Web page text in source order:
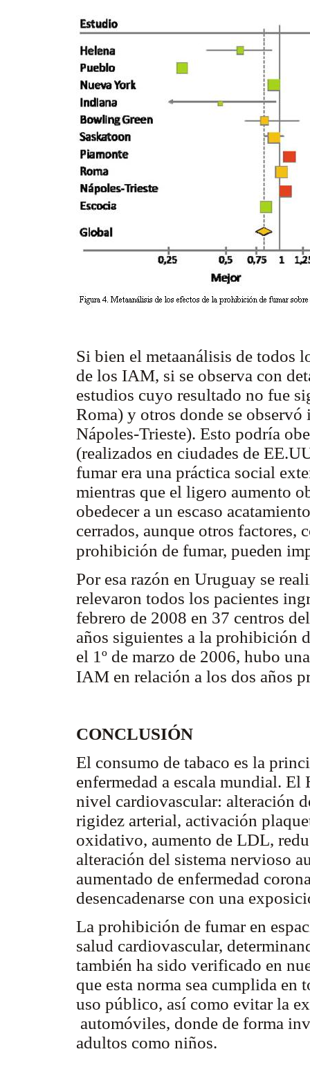
Si bien el metaanálisis de todos
de los IAM, si se observa con
estudios cuyo resultado no fue
Roma) y otros donde se
Nápoles-Trieste). Esto podría
(realizados en ciudades de
fumar era una práctica social
mientras que el ligero aumento
obedecer a un escaso
cerrados, aunque otros factores,
prohibición de fumar, pueden
Por esa razón en Uruguay se
relevaron todos los pacientes
febrero de 2008 en 37 centros
años siguientes a la prohibición
el 1º de marzo de 2006, hubo
IAM en relación a los dos años
CONCLUSIÓN
El consumo de tabaco es la
enfermedad a escala mundial.
nivel cardiovascular: alteración
rigidez arterial, activación
oxidativo, aumento de LDL,
alteración del sistema nervioso
aumentado de enfermedad
desencadenarse con una
La prohibición de fumar en
salud cardiovascular,
también ha sido verificado en
que esta norma sea cumplida en
uso público, así como evitar la
automóviles, donde de forma
adultos como niños.